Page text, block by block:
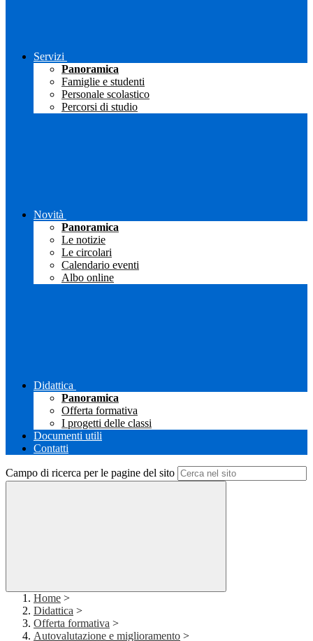
Servizi
Panoramica
Famiglie e studenti
Personale scolastico
Percorsi di studio
Novità
Panoramica
Le notizie
Le circolari
Calendario eventi
Albo online
Didattica
Panoramica
Offerta formativa
I progetti delle classi
Documenti utili
Contatti
Campo di ricerca per le pagine del sito
Home >
Didattica >
Offerta formativa >
Autovalutazione e miglioramento >